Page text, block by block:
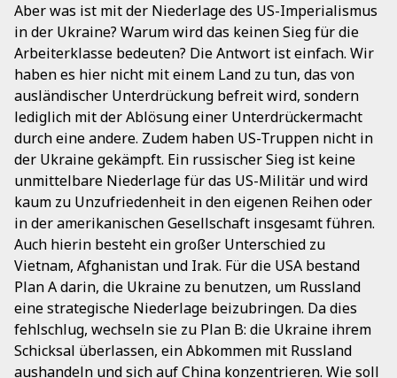
Aber was ist mit der Niederlage des US-Imperialismus
in der Ukraine? Warum wird das keinen Sieg für die
Arbeiterklasse bedeuten? Die Antwort ist einfach. Wir
haben es hier nicht mit einem Land zu tun, das von
ausländischer Unterdrückung befreit wird, sondern
lediglich mit der Ablösung einer Unterdrückermacht
durch eine andere. Zudem haben US-Truppen nicht in
der Ukraine gekämpft. Ein russischer Sieg ist keine
unmittelbare Niederlage für das US-Militär und wird
kaum zu Unzufriedenheit in den eigenen Reihen oder
in der amerikanischen Gesellschaft insgesamt führen.
Auch hierin besteht ein großer Unterschied zu
Vietnam, Afghanistan und Irak. Für die USA bestand
Plan A darin, die Ukraine zu benutzen, um Russland
eine strategische Niederlage beizubringen. Da dies
fehlschlug, wechseln sie zu Plan B: die Ukraine ihrem
Schicksal überlassen, ein Abkommen mit Russland
aushandeln und sich auf China konzentrieren. Wie soll